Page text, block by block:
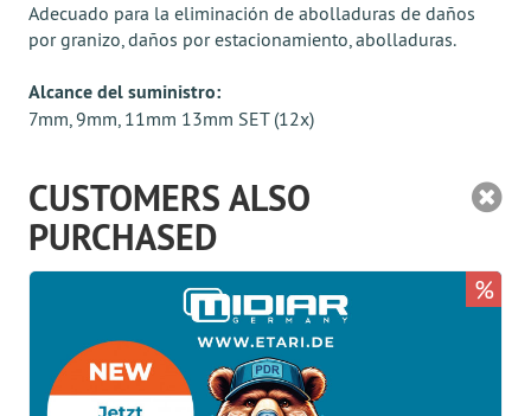
Adecuado para la eliminación de abolladuras de daños
por granizo, daños por estacionamiento, abolladuras.
Alcance del suministro:
7mm, 9mm, 11mm 13mm SET (12x)
CUSTOMERS ALSO
PURCHASED
%